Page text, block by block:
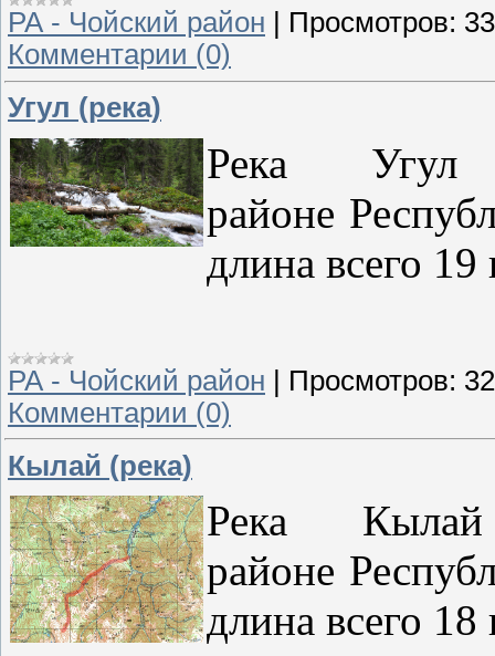
РА - Чойский район Просмотров:
Комментарии (0)
Угул (река)
Река
районе
длина всего
РА - Чойский район Просмотров:
Комментарии (0)
Кылай (река)
Река
районе
длина всего